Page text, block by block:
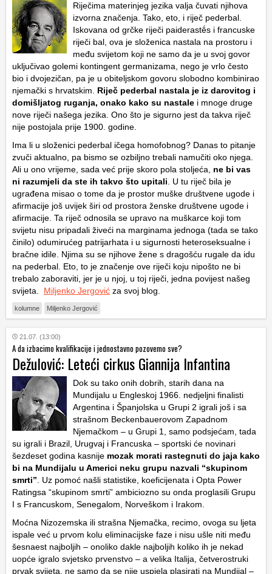
Riječima materinjeg jezika valja čuvati njihova
izvorna značenja. Tako, eto, i riječ pederbal.
Iskovana od grčke riječi paiderastḗs i francuske
riječi bal, ova je složenica nastala na prostoru i
među svijetom koji ne samo da je u svoj govor
uključivao golemi kontingent germanizama, nego je vrlo često
bio i dvojezičan, pa je u obiteljskom govoru slobodno kombinirao
njemački s hrvatskim. Riječ pederbal nastala je iz darovitog i
domišljatog ruganja, onako kako su nastale i mnoge druge
nove riječi našega jezika. Ono što je sigurno jest da takva riječ
nije postojala prije 1900. godine.
Ima li u složenici pederbal ičega homofobnog? Danas to pitanje
zvuči aktualno, pa bismo se ozbiljno trebali namučiti oko njega.
Ali u ono vrijeme, sada već prije skoro pola stoljeća, ne bi vas
ni razumjeli da ste ih takvo što upitali. U tu riječ bila je
ugrađena misao o tome da je prostor muške društvene ugode i
afirmacije još uvijek širi od prostora ženske društvene ugode i
afirmacije. Ta riječ odnosila se upravo na muškarce koji tom
svijetu nisu pripadali živeći na marginama jednoga (tada se tako
činilo) odumirućeg patrijarhata i u sigurnosti heteroseksualne i
bračne idile. Njima su se njihove žene s dragošću rugale da idu
na pederbal. Eto, to je značenje ove riječi koju nipošto ne bi
trebalo zaboraviti, jer je u njoj, u toj riječi, jedna povijest našeg
svijeta. Miljenko Jergović za svoj blog.
kolumne Miljenko Jergović
21.07. (13:00)
A da izbacimo kvalifikacije i jednostavno pozovemo sve?
Dežulović: Leteći cirkus Giannija Infantina
Dok su tako onih dobrih, starih dana na
Mundijalu u Engleskoj 1966. nedjeljni finalisti
Argentina i Španjolska u Grupi 2 igrali još i sa
strašnom Beckenbauerovom Zapadnom
Njemačkom – u Grupi 1, samo podsjećam, tada
su igrali i Brazil, Urugvaj i Francuska – sportski će novinari
šezdeset godina kasnije mozak morati rastegnuti do jaja kako
bi na Mundijalu u Americi neku grupu nazvali “skupinom
smrti”. Uz pomoć našli statistike, koeficijenata i Opta Power
Ratingsa “skupinom smrti” ambiciozno su onda proglasili Grupu
I s Francuskom, Senegalom, Norveškom i Irakom.
Moćna Nizozemska ili strašna Njemačka, recimo, ovoga su ljeta
ispale već u prvom kolu eliminacijske faze i nisu ušle niti među
šesnaest najboljih – onoliko dakle najboljih koliko ih je nekad
uopće igralo svjetsko prvenstvo – a velika Italija, četverostruki
prvak svijeta, ne samo da se nije uspjela plasirati na Mundijal –